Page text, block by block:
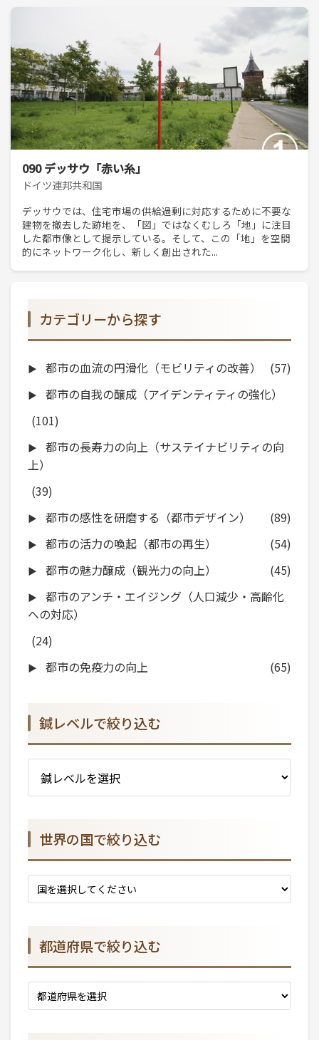
090 デッサウ「赤い糸」
ドイツ連邦共和国
デッサウでは、住宅市場の供給過剰に対応するために不要な
建物を撤去した跡地を、「図」ではなくむしろ「地」に注目
した都市像として提示している。そして、この「地」を空間
的にネットワーク化し、新しく創出された...
カテゴリーから探す
都市の血流の円滑化（モビリティの改善）
(57)
都市の自我の醸成（アイデンティティの強化）
(101)
都市の長寿力の向上（サステイナビリティの向
上）
(39)
都市の感性を研磨する（都市デザイン）
(89)
都市の活力の喚起（都市の再生）
(54)
都市の魅力醸成（観光力の向上）
(45)
都市のアンチ・エイジング（人口減少・高齢化
への対応）
(24)
都市の免疫力の向上
(65)
鍼レベルで絞り込む
世界の国で絞り込む
都道府県で絞り込む